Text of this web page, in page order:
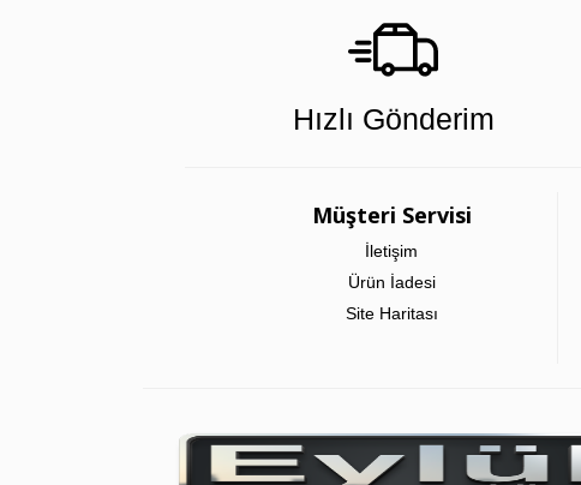
Hızlı Gönderim
Müşteri Servisi
İletişim
Ürün İadesi
Site Haritası